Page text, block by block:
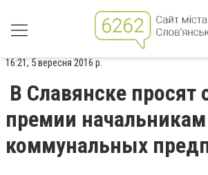
16:21, 5 вересня 2016 р.
В Славянске просят
премии начальникам
коммунальных